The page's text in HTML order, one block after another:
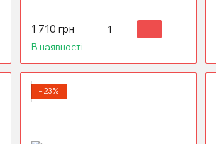
1 710 грн
В наявності
−23%